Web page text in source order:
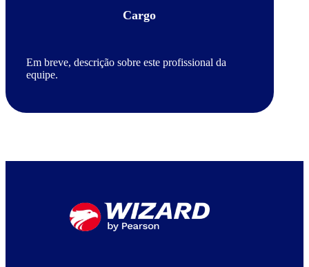
Cargo
Em breve, descrição sobre este profissional da
equipe.